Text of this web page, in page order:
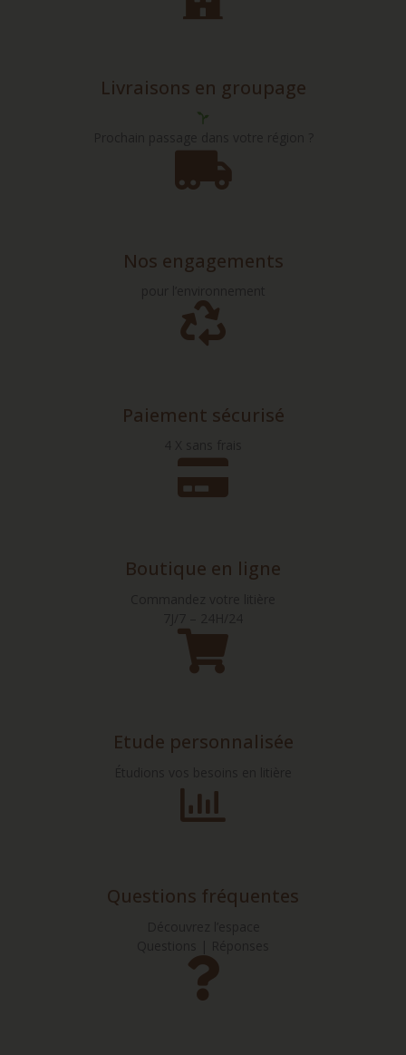
Livraisons en groupage
Nos engagements
Paiement sécurisé
Boutique en ligne
Etude personnalisée
Questions fréquentes